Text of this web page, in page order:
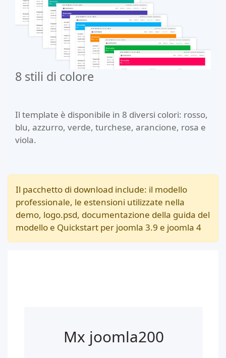
8 stili di colore
Il template è disponibile in 8 diversi colori: rosso,
blu, azzurro, verde, turchese, arancione, rosa e
viola.
Il pacchetto di download include: il modello
professionale, le estensioni utilizzate nella
demo, logo.psd, documentazione della guida del
modello e Quickstart per joomla 3.9 e joomla 4
Mx joomla200